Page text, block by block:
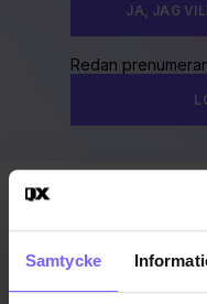
Samtycke
JA, JAG
Redan
Uppdaterad 2016-12-28
BEEBAR MALMÖ